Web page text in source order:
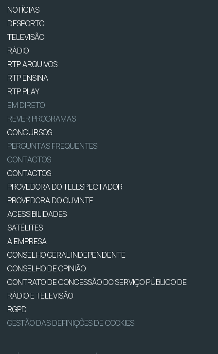
NOTÍCIAS
DESPORTO
TELEVISÃO
RÁDIO
RTP ARQUIVOS
RTP ENSINA
RTP PLAY
EM DIRETO
REVER PROGRAMAS
CONCURSOS
PERGUNTAS FREQUENTES
CONTACTOS
CONTACTOS
PROVEDORA DO TELESPECTADOR
PROVEDORA DO OUVINTE
ACESSIBILIDADES
SATÉLITES
A EMPRESA
CONSELHO GERAL INDEPENDENTE
CONSELHO DE OPINIÃO
CONTRATO DE CONCESSÃO DO SERVIÇO PÚBLICO DE
RÁDIO E TELEVISÃO
RGPD
GESTÃO DAS DEFINIÇÕES DE COOKIES